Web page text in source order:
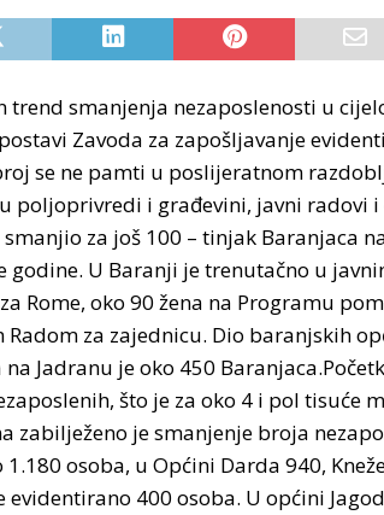
trend smanjenja nezaposlenosti u
Zavoda za zapošljavanje
se ne pamti u poslijeratnom
poljoprivredi i građevini, javni radovi
za još 100 – tinjak Baranjaca
godine. U Baranji je trenutačno u
Rome, oko 90 žena na Programu
za zajednicu. Dio baranjskih
Jadranu je oko 450
što je za oko 4 i pol tisuće
zabilježeno je smanjenje broja
osoba, u Općini Darda 940,
evidentirano 400 osoba. U općini